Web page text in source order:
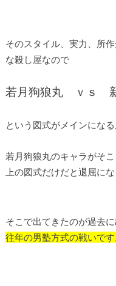
そのスタイル、実力、所
な殺し屋なので
若月狗狼丸 ｖｓ
という図式がメインにな
若月狗狼丸のキャラがそ
上の図式だけだと退屈に
そこで出てきたのが過去
往年の男塾方式の戦いです